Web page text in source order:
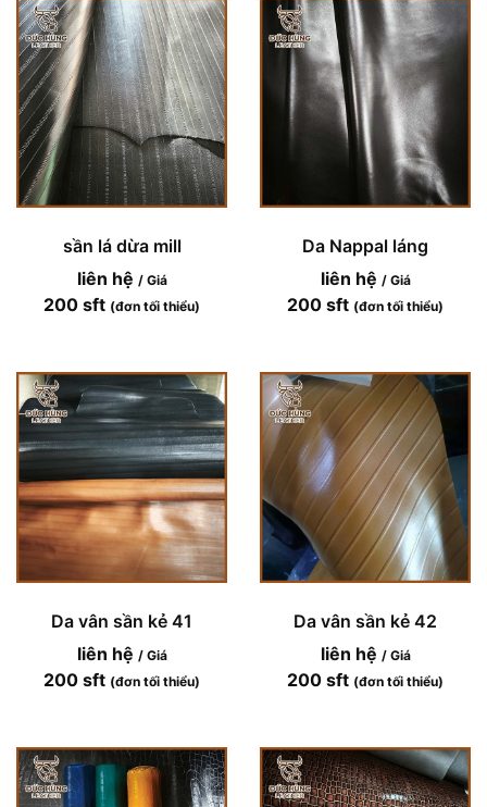
sần lá dừa mill
liên hệ / Giá
200 sft (đơn tối thiểu)
Da Nappal láng
liên hệ / Giá
200 sft (đơn tối thiểu)
Da vân sần kẻ 41
liên hệ / Giá
200 sft (đơn tối thiểu)
Da vân sần kẻ 42
liên hệ / Giá
200 sft (đơn tối thiểu)